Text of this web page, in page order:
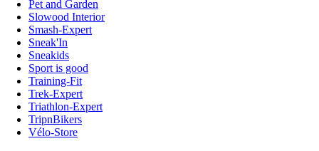
Pet and Garden
Slowood Interior
Smash-Expert
Sneak'In
Sneakids
Sport is good
Training-Fit
Trek-Expert
Triathlon-Expert
TripnBikers
Vélo-Store